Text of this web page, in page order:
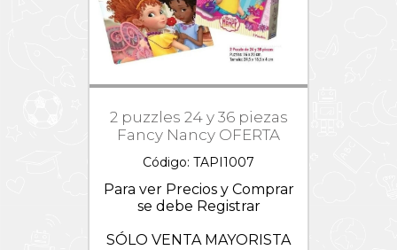
2 puzzles 24 y 36 piezas
Fancy Nancy OFERTA
Código: TAPI1007
Para ver Precios y Comprar
se debe Registrar
SÓLO VENTA MAYORISTA